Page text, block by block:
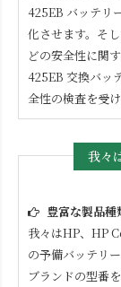
425EB バッテリ
化させます。そ
どの安全性に関
425EB 交換バッ
全性の検査を受け
我々
豊富な製品
我々はHP、HP
の予備バッテリ
ブランドの型番